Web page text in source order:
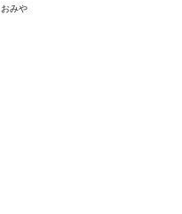
おみや